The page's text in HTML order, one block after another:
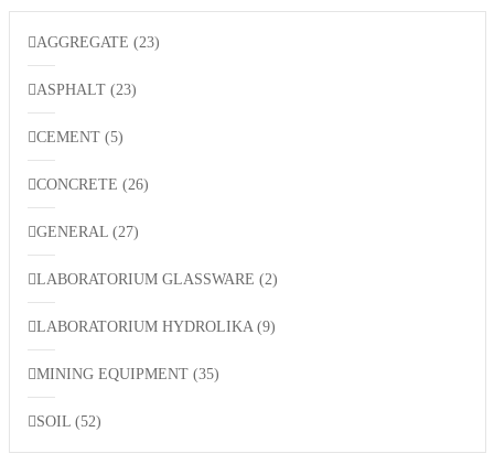
AGGREGATE (23)
ASPHALT (23)
CEMENT (5)
CONCRETE (26)
GENERAL (27)
LABORATORIUM GLASSWARE (2)
LABORATORIUM HYDROLIKA (9)
MINING EQUIPMENT (35)
SOIL (52)